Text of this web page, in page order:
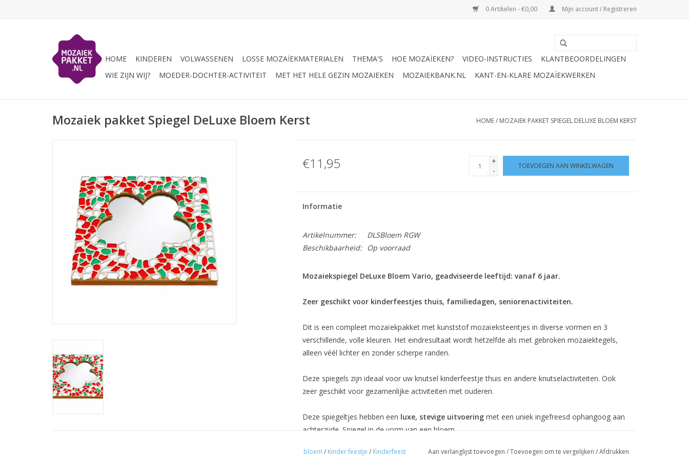
0 Artikelen - €0,00 Mijn account / Registreren
HOME KINDEREN VOLWASSENEN LOSSE MOZAÏEKMATERIALEN THEMA'S HOE MOZAÏEKEN? VIDEO-INSTRUCTIES
KLANTBEOORDELINGEN
WIE ZIJN WIJ?
MOEDER-DOCHTER-ACTIVITEIT MET HET HELE GEZIN MOZAIEKEN MOZAIEKBANK.NL KANT-EN-KLARE MOZAÏEKWERKEN
Mozaiek pakket Spiegel DeLuxe Bloem Kerst HOME/ MOZAIEK PAKKET SPIEGEL DELUXE BLOEM KERST
€11,95
+
-
TOEVOEGEN AAN WINKELWAGEN
Informatie
Artikelnummer:
DLSBloem RGW
Beschikbaarheid:
Op voorraad
Mozaiekspiegel DeLuxe Bloem Vario, geadviseerde leeftijd: vanaf 6 jaar.
Zeer geschikt voor kinderfeestjes thuis, familiedagen, seniorenactiviteiten.
Dit is een compleet mozaïekpakket met kunststof mozaïeksteentjes in diverse vormen en 3
verschillende, volle kleuren. Het eindresultaat wordt hetzelfde als met gebroken mozaiektegels,
alleen véél lichter en zonder scherpe randen.
Deze spiegels zijn ideaal voor uw knutsel kinderfeestje thuis en andere knutselactiviteiten. Ook
zeer geschikt voor gezamenlijke activiteiten met ouderen.
Deze spiegeltjes hebben een luxe, stevige uitvoeringmet een uniek ingefreesd ophangoog aan
achterzijde. Spiegel in de vorm van een bloem.
Afmetingen:
bloem / Kinder feestje / Kinderfeest
Aan verlanglijst toevoegen /Toevoegen om te vergelijken /Afdrukken